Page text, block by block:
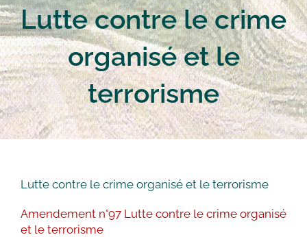
Sylvie Robert
Actualités
Contact
Lutte contre le crime
organisé et le
terrorisme
Lutte contre le crime organisé et le terrorisme
Amendement n°97 Lutte contre le crime organisé
et le terrorisme